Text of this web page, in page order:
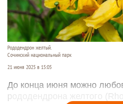
Рододендрон желтый.
Сочинский национальный парк
21 июня 2025 в 15:05
До конца июня можно
рододендрона желтого